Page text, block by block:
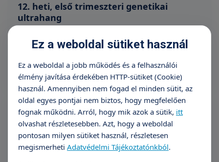
12. heti, első trimeszteri genetikai
ultrahang
18-21. heti, második trimeszteri genetikai
ultrahang
Időpontfoglalás Részletek
Ez a weboldal sütiket használ
Ez a weboldal a jobb működés és a felhasználói
élmény javítása érdekében HTTP-sütiket (Cookie)
használ. Amennyiben nem fogad el minden sütit, az
oldal egyes pontjai nem biztos, hogy megfelelően
fognak működni. Arról, hogy mik azok a sütik, itt
olvashat részletesebben. Azt, hogy a weboldal
pontosan milyen sütiket használ, részletesen
megismerheti Adatvédelmi Tájékoztatónkból.